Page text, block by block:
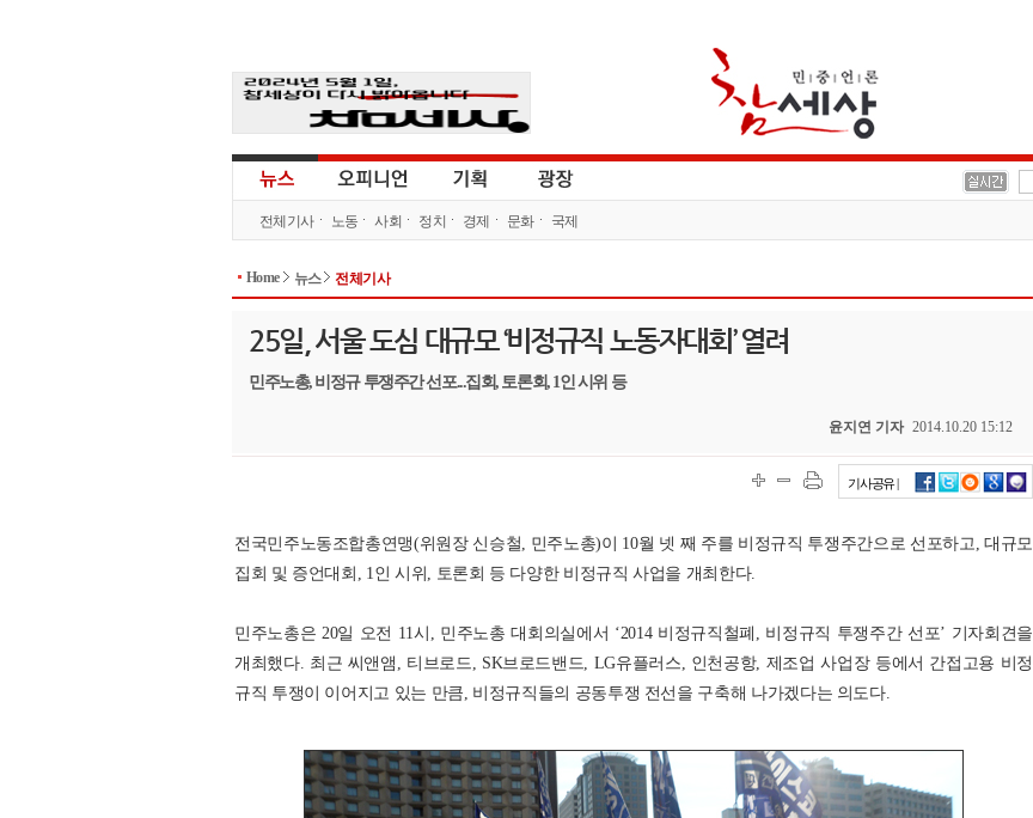
전체기사 노동 사회 정치 경제 문화 국제
Home 뉴스 전체기사
25일, 서울 도심 대규모 ‘비정규직 노동자대회’ 열려
민주노총, 비정규 투쟁주간 선포...집회, 토론회, 1인 시위 등
윤지연 기자 2014.10.20 15:12
기사공유 |
전국민주노동조합총연맹(위원장 신승철, 민주노총)이 10월 넷 째 주를 비정규직 투쟁주간으로 선포하고, 대규모
집회 및 증언대회, 1인 시위, 토론회 등 다양한 비정규직 사업을 개최한다.
민주노총은 20일 오전 11시, 민주노총 대회의실에서 ‘2014 비정규직철폐, 비정규직 투쟁주간 선포’ 기자회견을
개최했다. 최근 씨앤앰, 티브로드, SK브로드밴드, LG유플러스, 인천공항, 제조업 사업장 등에서 간접고용 비정
규직 투쟁이 이어지고 있는 만큼, 비정규직들의 공동투쟁 전선을 구축해 나가겠다는 의도다.